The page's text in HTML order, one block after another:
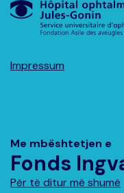
Impressum
Me mbështetjen e
Fonds
Për të ditur më shumë